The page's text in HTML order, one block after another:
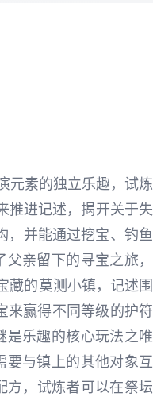
元素的独立乐趣，试炼
推进记述，揭开关于失
，并能通过挖宝、钓鱼
亲留下的寻宝之旅，
藏的莫测小镇，记述围
来赢得不同等级的护符
是乐趣的核心玩法之唯
要与镇上的其他对象互
方，试炼者可以在祭坛